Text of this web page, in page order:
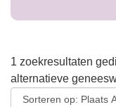
1 zoekresultaten
alternatieve